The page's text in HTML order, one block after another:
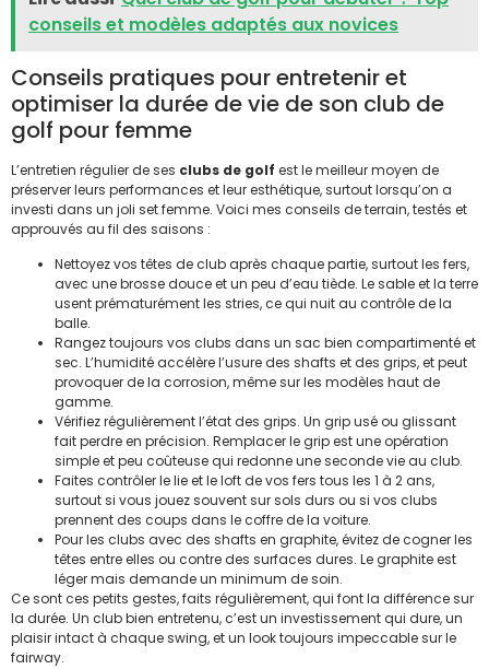
conseils et modèles adaptés aux novices
Conseils pratiques pour entretenir et
optimiser la durée de vie de son club de
golf pour femme
L’entretien régulier de ses clubs de golf est le meilleur moyen de
préserver leurs performances et leur esthétique, surtout lorsqu’on a
investi dans un joli set femme. Voici mes conseils de terrain, testés et
approuvés au fil des saisons :
Nettoyez vos têtes de club après chaque partie, surtout les fers,
avec une brosse douce et un peu d’eau tiède. Le sable et la terre
usent prématurément les stries, ce qui nuit au contrôle de la
balle.
Rangez toujours vos clubs dans un sac bien compartimenté et
sec. L’humidité accélère l’usure des shafts et des grips, et peut
provoquer de la corrosion, même sur les modèles haut de
gamme.
Vérifiez régulièrement l’état des grips. Un grip usé ou glissant
fait perdre en précision. Remplacer le grip est une opération
simple et peu coûteuse qui redonne une seconde vie au club.
Faites contrôler le lie et le loft de vos fers tous les 1 à 2 ans,
surtout si vous jouez souvent sur sols durs ou si vos clubs
prennent des coups dans le coffre de la voiture.
Pour les clubs avec des shafts en graphite, évitez de cogner les
têtes entre elles ou contre des surfaces dures. Le graphite est
léger mais demande un minimum de soin.
Ce sont ces petits gestes, faits régulièrement, qui font la différence sur
la durée. Un club bien entretenu, c’est un investissement qui dure, un
plaisir intact à chaque swing, et un look toujours impeccable sur le
fairway.